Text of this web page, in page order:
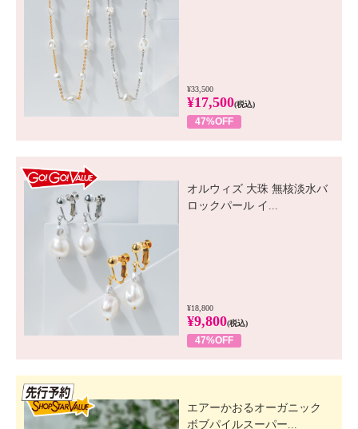
¥33,500
¥17,500(税込)
47%OFF
オルウィズ 大珠 無核淡水バ
ロックパール イ...
¥18,800
¥9,800(税込)
47%OFF
エアーかおるオーガニック
ボブパイルスーパー...